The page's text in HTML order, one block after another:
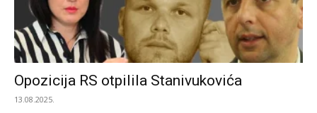
Opozicija RS otpilila Stanivukovića
13.08.2025.